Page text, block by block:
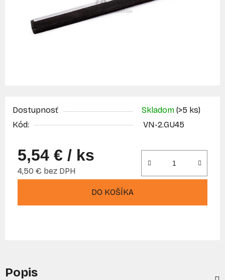
Dostupnosť Skladom (>5 ks)
Kód:
VN-2.GU45
5,54 € / ks
4,50 € bez DPH
DO KOŠÍKA
Popis